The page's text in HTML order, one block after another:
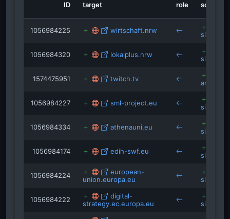
support.google.com
business.safety.google
ID target role source
1056984225 wirtschaft.nrw
1056984320 lokalplus.nrw
1574475951 twitch.tv
arena-
1056984227 sml-project.eu
1056984334 athenauni.eu
1056984174 edih-swf.eu
1056984224
european-
union.europa.eu
1056984222
digital-
strategy.ec.europa.eu